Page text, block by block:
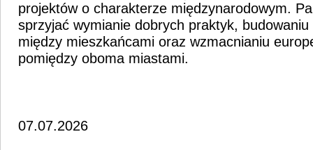
projektów o charakterze międzynarodowym.
sprzyjać wymianie dobrych praktyk, budowaniu
między mieszkańcami oraz wzmacnianiu
pomiędzy oboma miastami.
07.07.2026